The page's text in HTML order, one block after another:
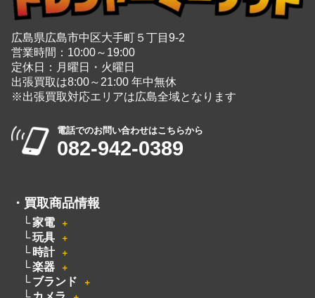
広島県広島市中区大手町５丁目9-2
営業時間：10:00～19:00
定休日：月曜日・火曜日
出張買取は8:00～21:00 年中無休
※出張買取対応エリアは広島全域となります
電話でのお問い合わせはこちらから
082-942-0389
・ 買取商品情報
家電 ＋
玩具 ＋
時計 ＋
楽器 ＋
ブランド ＋